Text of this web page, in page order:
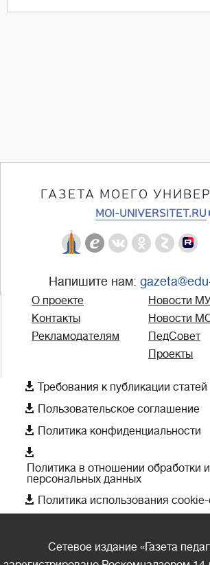
ГАЗЕТА МОЕГО
MOI-UNIVERSITET.RU
Напишите нам:
О проекте
Контакты
Рекламодателям
Новости
Новости
ПедСовет
Проекты
 Требования к публикации статей
 Пользовательское соглашение
 Политика конфиденциальности

Политика в отношении обработки
персональных данных
 Политика использования
Сетевое издание «Газета